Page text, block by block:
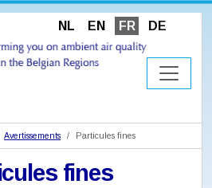
NL EN FR DE
Avertissements Particules fines
fines